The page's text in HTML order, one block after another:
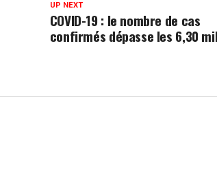
UP NEXT
COVID-19 : le nombre de cas
confirmés dépasse les 6,30